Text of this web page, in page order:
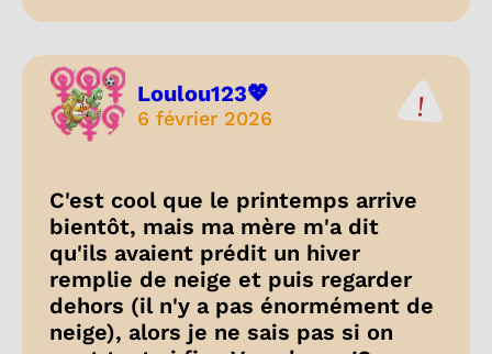
Loulou123💖
6 février 2026
C'est cool que le printemps arrive
bientôt, mais ma mère m'a dit
qu'ils avaient prédit un hiver
remplie de neige et puis regarder
dehors (il n'y a pas énormément de
neige), alors je ne sais pas si on